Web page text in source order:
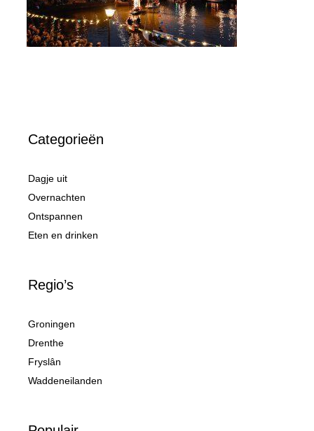
Categorieën
Dagje uit
Overnachten
Ontspannen
Eten en drinken
Regio’s
Groningen
Drenthe
Fryslân
Waddeneilanden